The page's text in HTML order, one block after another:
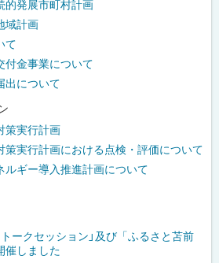
的発展市町村計画
域計画
て
付金事業について
出について
策実行計画
策実行計画における点検・評価について
ルギー導入推進計画について
ークセッション」及び「ふるさと苫前
催しました